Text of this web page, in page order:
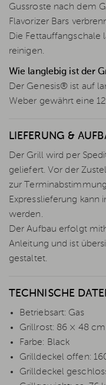
Gussroste nach dem
Flavorizer Bars
Die Fettauffangschale
reinigen.
Wie langlebig ist der
Der Genesis® ist auf
Weber gewährt eine
LIEFERUNG &
Der Grill wird per
geliefert. Vor der
zur
Expresslieferung kann
werden.
Der Aufbau erfolgt
Anleitung und ist
gestaltet.
TECHNISCHE
Betriebsart: Gas
Grillrost: 86 × 48 cm
Farbe: Black
Grilldeckel offen:
Grilldeckel